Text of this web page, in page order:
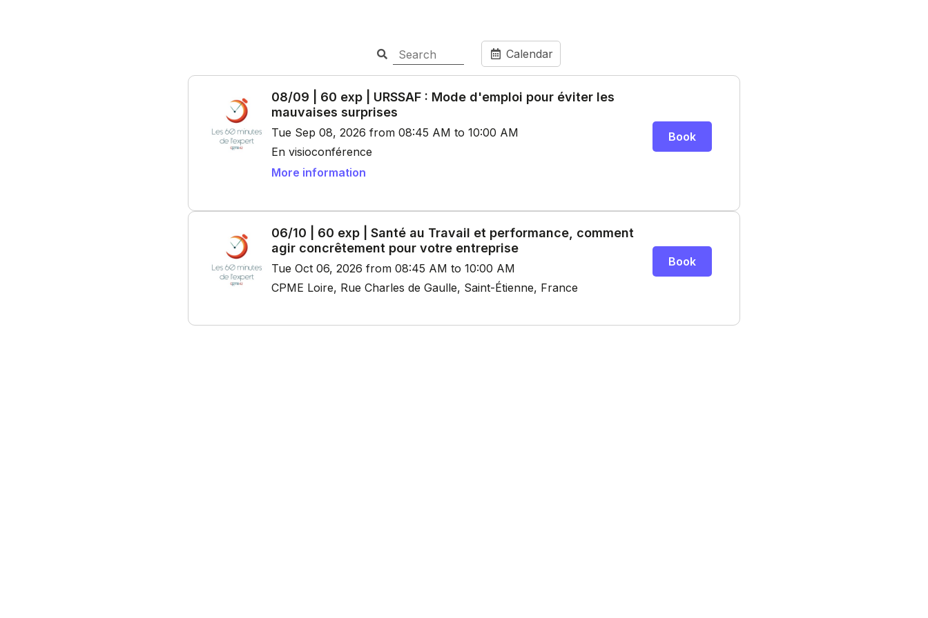
Calendar
08/09 | 60 exp | URSSAF : Mode d'emploi pour éviter les
mauvaises surprises
Tue Sep 08, 2026 from 08:45 AM to 10:00 AM
En visioconférence
More information
Book
06/10 | 60 exp | Santé au Travail et performance, comment
agir concrêtement pour votre entreprise
Tue Oct 06, 2026 from 08:45 AM to 10:00 AM
CPME Loire, Rue Charles de Gaulle, Saint-Étienne, France
Book